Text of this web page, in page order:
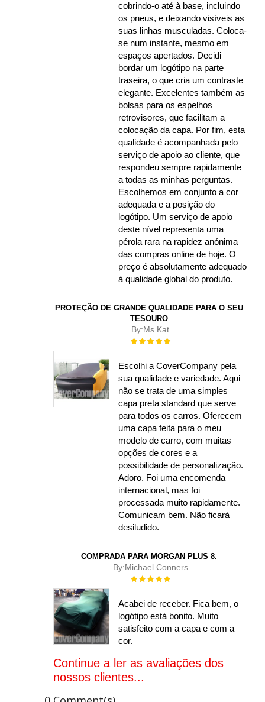
cobrindo-o até à base, incluindo
os pneus, e deixando visíveis as
suas linhas musculadas. Coloca-
se num instante, mesmo em
espaços apertados. Decidi
bordar um logótipo na parte
traseira, o que cria um contraste
elegante. Excelentes também as
bolsas para os espelhos
retrovisores, que facilitam a
colocação da capa. Por fim, esta
qualidade é acompanhada pelo
serviço de apoio ao cliente, que
respondeu sempre rapidamente
a todas as minhas perguntas.
Escolhemos em conjunto a cor
adequada e a posição do
logótipo. Um serviço de apoio
deste nível representa uma
pérola rara na rapidez anónima
das compras online de hoje. O
preço é absolutamente adequado
à qualidade global do produto.
PROTEÇÃO DE GRANDE QUALIDADE PARA O SEU
TESOURO
By:Ms Kat
Rating:
Escolhi a CoverCompany pela
sua qualidade e variedade. Aqui
não se trata de uma simples
capa preta standard que serve
para todos os carros. Oferecem
uma capa feita para o meu
modelo de carro, com muitas
opções de cores e a
possibilidade de personalização.
Adoro. Foi uma encomenda
internacional, mas foi
processada muito rapidamente.
Comunicam bem. Não ficará
desiludido.
COMPRADA PARA MORGAN PLUS 8.
By:Michael Conners
Rating:
Acabei de receber. Fica bem, o
logótipo está bonito. Muito
satisfeito com a capa e com a
cor.
Continue a ler as avaliações dos
nossos clientes...